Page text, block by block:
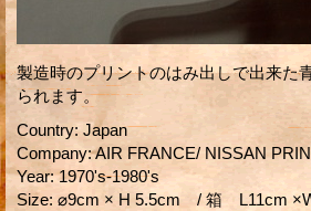
製造時のプリントのはみ出しで出来た
られます。
Country: Japan
Company:AIR FRANCE/ NISSAN
Year: 1970's-1980's
Size: ⌀9cm × H 5.5cm / 箱 L11cm